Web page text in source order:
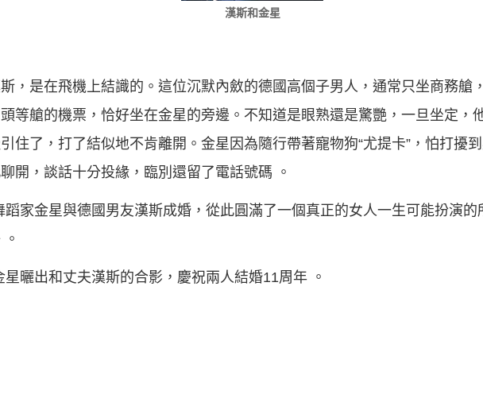
漢斯和金星
，是在飛機上結識的。這位沉默內斂的德國高個子男人，通常只坐商務艙
等艙的機票，恰好坐在金星的旁邊。不知道是眼熟還是驚艷，一旦坐定，
住了，打了結似地不肯離開。金星因為隨行帶著寵物狗“尤提卡”，怕打擾
開，談話十分投緣，臨別還留了電話號碼 。
蹈家金星與德國男友漢斯成婚，從此圓滿了一個真正的女人一生可能扮演
曬出和丈夫漢斯的合影，慶祝兩人結婚11周年 。